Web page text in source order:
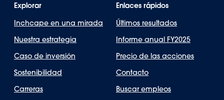
Explorar
Inchcape en una mirada
Nuestra estrategia
Caso de inversión
Sostenibilidad
Carreras
Enlaces rápidos
Últimos resultados
Informe anual FY2025
Precio de las acciones
Contacto
Buscar empleos